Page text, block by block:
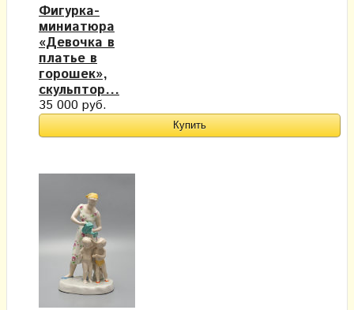
Фигурка-
миниатюра
«Девочка в
платье в
горошек»,
скульптор...
35 000 руб.